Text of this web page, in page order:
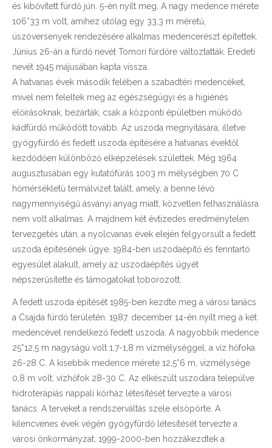
és kibővített fürdő jún. 5-én nyílt meg. A nagy medence mérete
106*33 m volt, amihez utólag egy 33,3 m méretű,
úszóversenyek rendezésére alkalmas medencerészt építettek.
Június 26-án a fürdő nevét Tomori fürdőre változtatták. Eredeti
nevét 1945 májusában kapta vissza.
A hatvanas évek második felében a szabadtéri medencéket,
mivel nem feleltek meg az egészségügyi és a higiénés
előírásoknak, bezárták, csak a központi épületben működő
kádfürdő működött tovább. Az uszoda megnyitására, illetve
gyógyfürdő és fedett uszoda építésére a hatvanas évektől
kezdődően különböző elképzelések születtek. Még 1964
augusztusában egy kutatófúrás 1003 m mélységben 70 C
hőmérsékletű termálvizet talált, amely, a benne lévő
nagymennyiségű ásványi anyag miatt, közvetlen felhasználásra
nem volt alkalmas. A majdnem két évtizedes eredménytelen
tervezgetés után, a nyolcvanas évek elején felgyorsult a fedett
uszoda építésének ügye. 1984-ben uszodaépítő és fenntartó
egyesület alakult, amely az uszodaépítés ügyét
népszerűsítette és támogatókat toborozott.
A fedett uszoda építését 1985-ben kezdte meg a városi tanács
a Csajda fürdő területén. 1987. december 14-én nyílt meg a két
medencével rendelkező fedett uszoda. A nagyobbik medence
25*12,5 m nagyságú volt 1,7-1,8 m vízmélységgel, a víz hőfoka
26-28 C. A kisebbik medence mérete 12,5*6 m, vízmélysége
0,8 m volt, vízhőfok 28-30 C. Az elkészült uszodára települve
hidroterápiás nappali kórház létesítését tervezte a városi
tanács. A terveket a rendszerváltás szele elsöpörte. A
kilencvenes évek végén gyógyfürdő létesítését tervezte a
városi önkormányzat, 1999-2000-ben hozzákezdtek a